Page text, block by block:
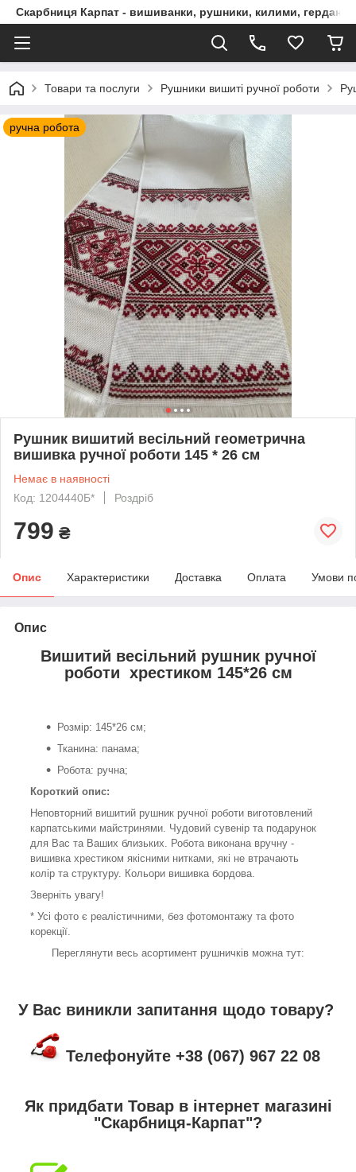
Скарбниця Карпат - вишиванки, рушники, килими, гердани,
Товари та послуги Рушники вишиті ручної роботи
ручна робота
Рушник вишитий весільний геометрична
вишивка ручної роботи 145 * 26 см
Немає в наявності
Код: 1204440Б*
Роздріб
799 ₴
Опис Характеристики Доставка Оплата Умови
Опис
Вишитий весільний рушник ручної
роботи хрестиком 145*26 см
Розмір: 145*26 см;
Тканина: панама;
Робота: ручна;
Короткий опис:
Неповторний вишитий рушник ручної роботи виготовлений
карпатськими майстринями. Чудовий сувенір та подарунок
для Вас та Ваших близьких. Робота виконана вручну -
вишивка хрестиком якісними нитками, які не втрачають
колір та структуру. Кольори вишивка бордова.
Зверніть увагу!
* Усі фото є реалістичними, без фотомонтажу та фото
корекції.
Переглянути весь асортимент рушничків можна тут:
У Вас виникли запитання щодо товару?
Телефонуйте +38 (067) 967 22 08
Як придбати Товар в інтернет магазині
"Скарбниця-Карпат"?